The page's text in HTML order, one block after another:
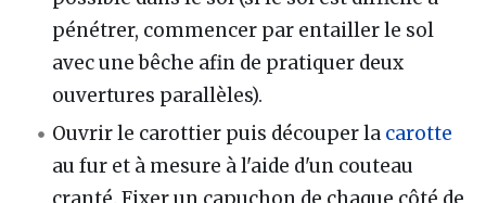
pénétrer, commencer par entailler le sol
avec une bêche afin de pratiquer deux
ouvertures parallèles).
Ouvrir le carottier puis découper la carotte
au fur et à mesure à l'aide d'un couteau